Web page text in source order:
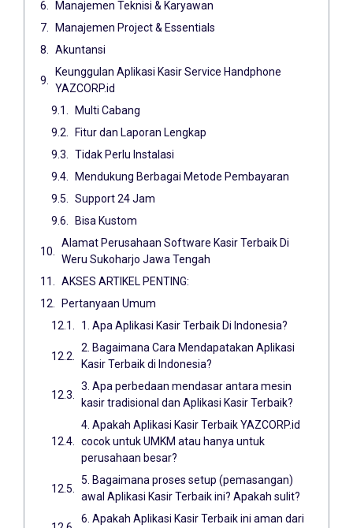
Manajemen Teknisi & Karyawan
Manajemen Project & Essentials
Akuntansi
Keunggulan Aplikasi Kasir Service Handphone
YAZCORP.id
Multi Cabang
Fitur dan Laporan Lengkap
Tidak Perlu Instalasi
Mendukung Berbagai Metode Pembayaran
Support 24 Jam
Bisa Kustom
Alamat Perusahaan Software Kasir Terbaik Di
Weru Sukoharjo Jawa Tengah
AKSES ARTIKEL PENTING:
Pertanyaan Umum
1. Apa Aplikasi Kasir Terbaik Di Indonesia?
2. Bagaimana Cara Mendapatakan Aplikasi
Kasir Terbaik di Indonesia?
3. Apa perbedaan mendasar antara mesin
kasir tradisional dan Aplikasi Kasir Terbaik?
4. Apakah Aplikasi Kasir Terbaik YAZCORP.id
cocok untuk UMKM atau hanya untuk
perusahaan besar?
5. Bagaimana proses setup (pemasangan)
awal Aplikasi Kasir Terbaik ini? Apakah sulit?
6. Apakah Aplikasi Kasir Terbaik ini aman dari